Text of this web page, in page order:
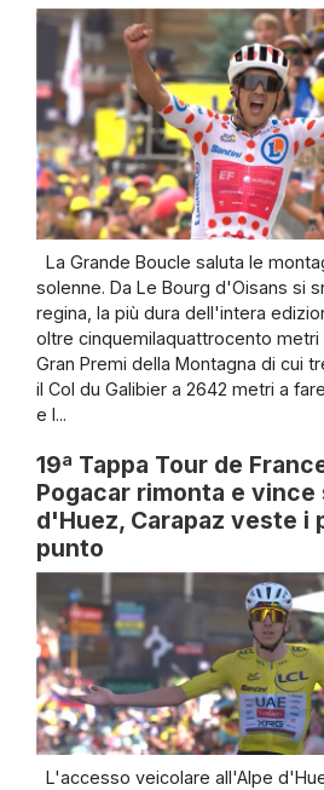
La Grande Boucle saluta le
solenne. Da Le Bourg d'Oisans si
regina, la più dura dell'intera
oltre cinquemilaquattrocento
Gran Premi della Montagna di cui
il Col du Galibier a 2642 metri a
e l...
19ª Tappa Tour de
Pogacar rimonta e vince
d'Huez, Carapaz veste i
punto
L'accesso veicolare all'Alpe